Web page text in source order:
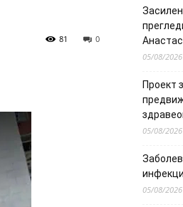
0
81
05/08/2026
Проект
05/08/2026
05/08/2026